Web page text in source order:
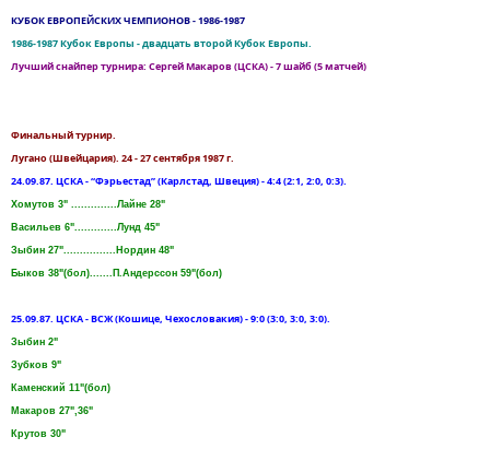
КУБОК ЕВРОПЕЙСКИХ ЧЕМПИОНОВ - 1986-1987
1986-1987 Кубок Европы - двадцать второй Кубок Европы.
Лучший снайпер турнира: Сергей Макаров (ЦСКА) - 7 шайб (5 матчей)
Финальный турнир.
Лугано (Швейцария). 24 - 27 сентября 1987 г.
24.09.87. ЦСКА - “Фэрьестад” (Карлстад, Швеция) - 4:4 (2:1, 2:0, 0:3).
Хомутов 3" ..............Лайне 28"
Васильев 6".............Лунд 45"
Зыбин 27"................Нордин 48"
Быков 38"(бол).......П.Андерссон 59"(бол)
25.09.87. ЦСКА - ВСЖ (Кошице, Чехословакия) - 9:0 (3:0, 3:0, 3:0).
Зыбин 2"
Зубков 9"
Каменский 11"(бол)
Макаров 27",36"
Крутов 30"